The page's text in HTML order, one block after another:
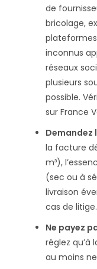
de
bricolage,
inconnus
réseaux
plusieurs
possible​.
sur France
Demandez
la facture
m³),
(sec ou à
livraison
cas de litige.
Ne payez
réglez qu’à
au moins